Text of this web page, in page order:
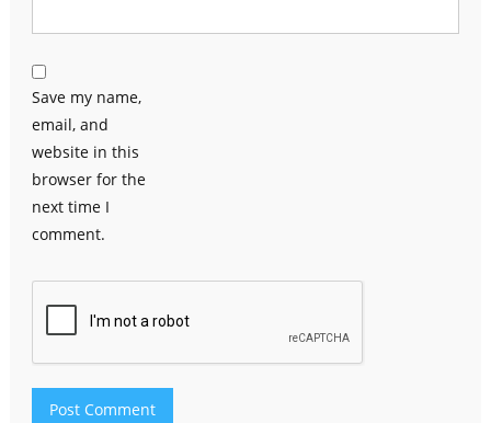
Save my name,
email, and
website in this
browser for the
next time I
comment.